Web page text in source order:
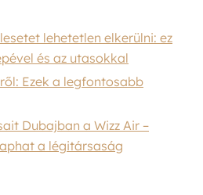
lehetetlen elkerülni: ez
és az utasokkal
Ezek a legfontosabb
Dubajban a Wizz Air –
a légitársaság